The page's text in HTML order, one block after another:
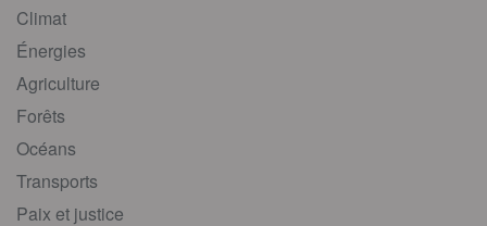
Climat
Énergies
Agriculture
Forêts
Océans
Transports
Paix et justice